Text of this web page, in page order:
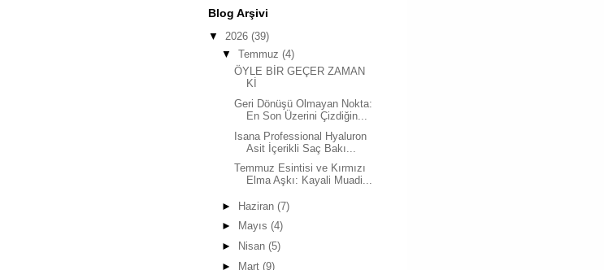
Blog Arşivi
▼ 2026 (39)
▼ Temmuz (4)
ÖYLE BİR GEÇER ZAMAN
Kİ
Geri Dönüşü Olmayan Nokta:
En Son Üzerini Çizdiğin...
Isana Professional Hyaluron
Asit İçerikli Saç Bakı...
Temmuz Esintisi ve Kırmızı
Elma Aşkı: Kayali Muadi...
► Haziran (7)
►
Mayıs (4)
►
Nisan (5)
►
Mart (9)